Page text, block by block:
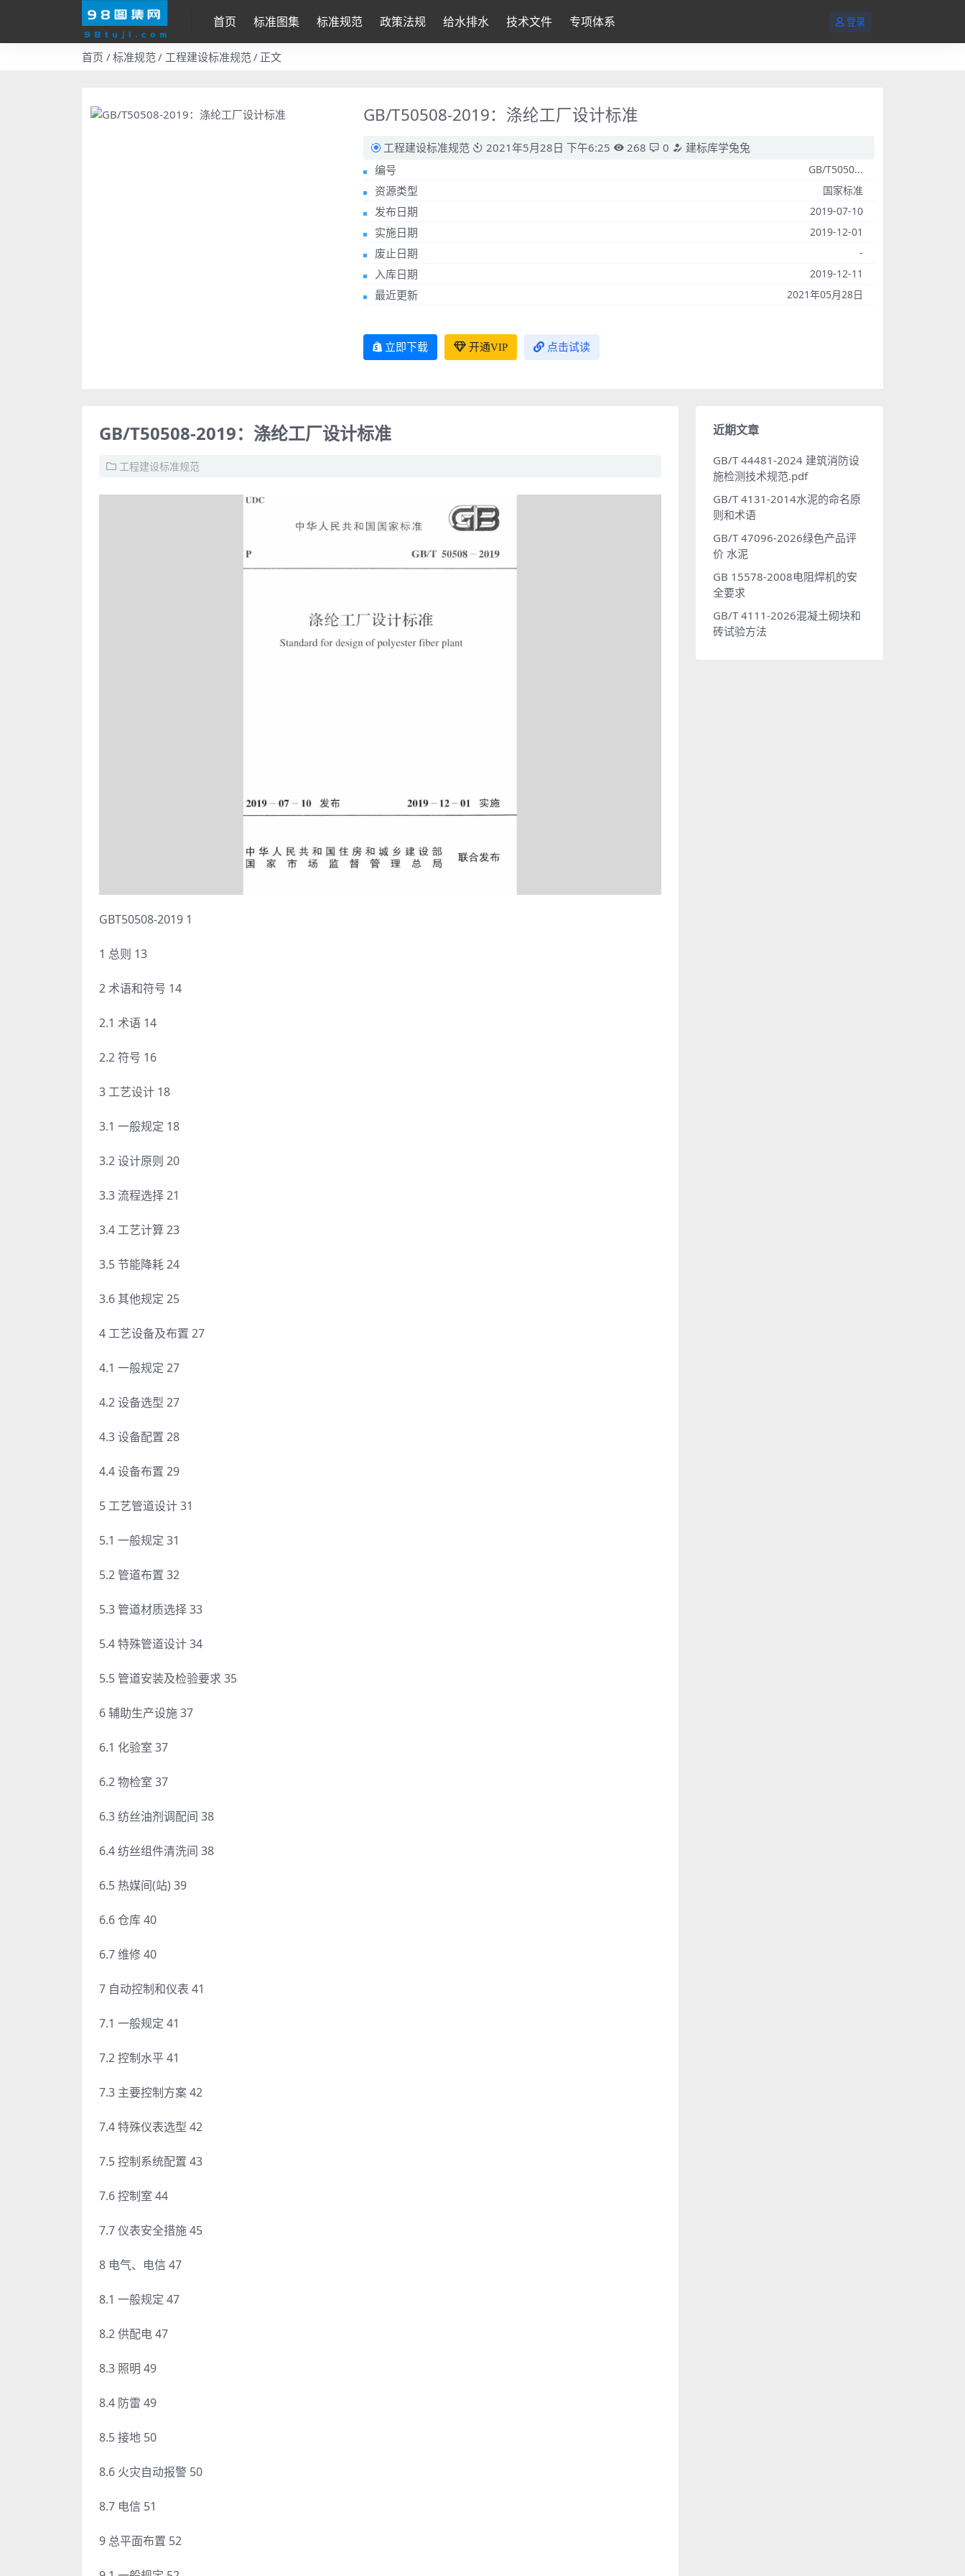
首页 标准图集 标准规范 政策法规 给水排水 技术文件 专项体系 登录
首页 标准规范 工程建设标准规范 正文
GB/T50508-2019：涤纶工厂设计标准
工程建设标准规范 2021年5月28日 下午6:25 268 0
建标库学兔兔
编号
GB/T5050...
资源类型 国家标准
发布日期 2019-07-10
实施日期 2019-12-01
废止日期 -
入库日期 2019-12-11
最近更新 2021年05月28日
立即下载 开通VIP 点击试读
GB/T50508-2019：涤纶工厂设计标准
工程建设标准规范
GBT50508-2019 1
1 总则 13
2 术语和符号 14
2.1 术语 14
2.2 符号 16
3 工艺设计 18
3.1 一般规定 18
3.2 设计原则 20
3.3 流程选择 21
3.4 工艺计算 23
3.5 节能降耗 24
3.6 其他规定 25
4 工艺设备及布置 27
4.1 一般规定 27
4.2 设备选型 27
4.3 设备配置 28
4.4 设备布置 29
5 工艺管道设计 31
5.1 一般规定 31
5.2 管道布置 32
5.3 管道材质选择 33
5.4 特殊管道设计 34
5.5 管道安装及检验要求 35
6 辅助生产设施 37
6.1 化验室 37
6.2 物检室 37
6.3 纺丝油剂调配间 38
6.4 纺丝组件清洗间 38
6.5 热媒间(站) 39
6.6 仓库 40
6.7 维修 40
7 自动控制和仪表 41
7.1 一般规定 41
7.2 控制水平 41
7.3 主要控制方案 42
7.4 特殊仪表选型 42
7.5 控制系统配置 43
7.6 控制室 44
7.7 仪表安全措施 45
8 电气、电信 47
8.1 一般规定 47
8.2 供配电 47
8.3 照明 49
8.4 防雷 49
8.5 接地 50
8.6 火灾自动报警 50
8.7 电信 51
9 总平面布置 52
近期文章
GB/T 44481-2024 建筑消防设
施检测技术规范.pdf
GB/T 4131-2014水泥的命名原
则和术语
GB/T 47096-2026绿色产品评
价 水泥
GB 15578-2008电阻焊机的安
全要求
GB/T 4111-2026混凝土砌块和
砖试验方法